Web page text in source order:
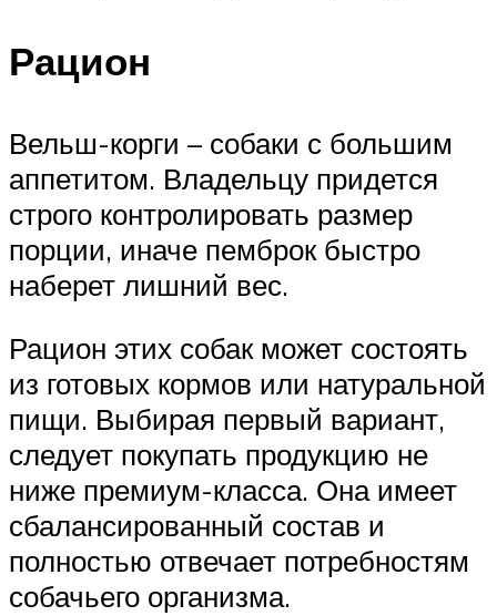
Рацион
Вельш-корги – собаки с большим
аппетитом. Владельцу придется
строго контролировать размер
порции, иначе пемброк быстро
наберет лишний вес.
Рацион этих собак может состоять
из готовых кормов или натуральной
пищи. Выбирая первый вариант,
следует покупать продукцию не
ниже премиум-класса. Она имеет
сбалансированный состав и
полностью отвечает потребностям
собачьего организма.